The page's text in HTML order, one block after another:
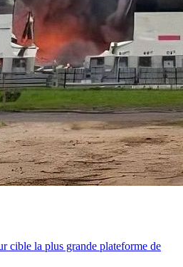
cible la plus grande plateforme de